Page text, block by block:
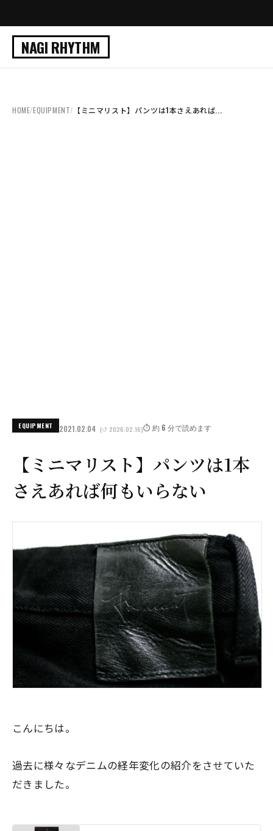
NAGI RHYTHM
HOME/EQUIPMENT/ 【ミニマリスト】パンツは1本さえあれば...
EQUIPMENT 2021.02.04 (↺ 2026.02.16)⏱️ 約 6 分で読めます
【ミニマリスト】パンツは1本
さえあれば何もいらない
こんにちは。
過去に様々なデニムの経年変化の紹介をさせていた
だきました。